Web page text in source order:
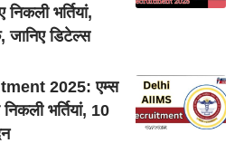
भर्तियां,
डिटेल्स
2025: एम्स
भर्तियां, 10